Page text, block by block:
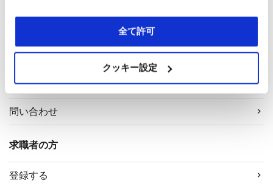
全て許可
クッキー設定
採用担当者様へ
サービス案内
問い合わせ
求職者の方
登録する